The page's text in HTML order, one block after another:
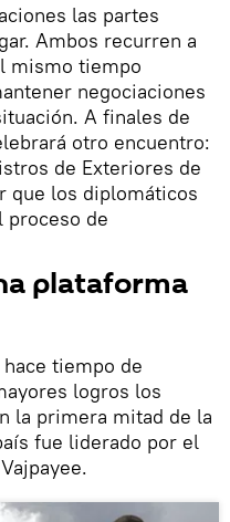
las partes
Ambos recurren a
mismo tiempo
negociaciones
A finales de
otro encuentro:
de Exteriores de
que los diplomáticos
proceso de
plataforma
tiempo de
logros los
la primera mitad de la
fue liderado por el